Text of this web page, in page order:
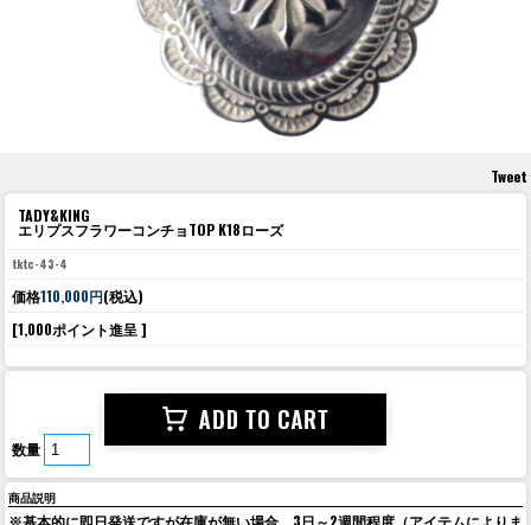
Tweet
TADY&KING
エリプスフラワーコンチョTOP K18ローズ
tktc-43-4
価格110,000円(税込)
[1,000ポイント進呈 ]
数量
商品説明
※基本的に即日発送ですが在庫が無い場合、3日～2週間程度（アイテムによりま